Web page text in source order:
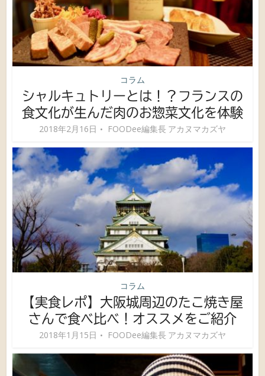
コラム
シャルキュトリーとは！？フランスの
食文化が生んだ肉のお惣菜文化を体験
2018年2月16日 FOODee編集長 アカヌマカズヤ
コラム
【実食レポ】大阪城周辺のたこ焼き屋
さんで食べ比べ！オススメをご紹介
2018年1月15日 FOODee編集長 アカヌマカズヤ